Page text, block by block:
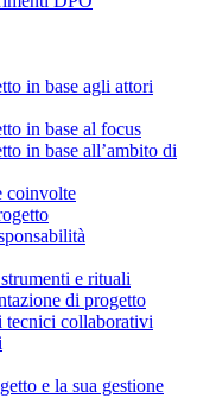
in base agli attori
in base al focus
in base all’ambito di
coinvolte
e rituali
di progetto
tecnici collaborativi
e la sua gestione